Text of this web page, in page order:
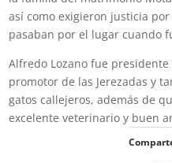
así como exigieron justicia
pasaban por el lugar cuando
Alfredo Lozano fue presidente
promotor de las Jerezadas y
gatos callejeros, además de
excelente veterinario y buen